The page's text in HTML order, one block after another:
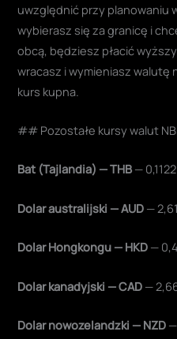
uwzględnić przy planowaniu
wybierasz się za granicę i
obcą, będziesz płacić
wracasz i wymieniasz walutę
kurs kupna.
## Pozostałe kursy walut
Bat (Tajlandia) — THB —
Dolar australijski — AUD —
Dolar Hongkongu — HKD —
Dolar kanadyjski — CAD —
Dolar nowozelandzki — NZD